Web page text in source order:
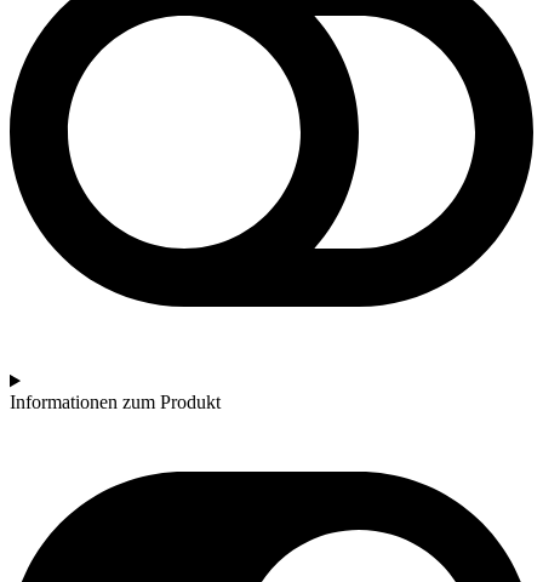
Informationen zum Produkt